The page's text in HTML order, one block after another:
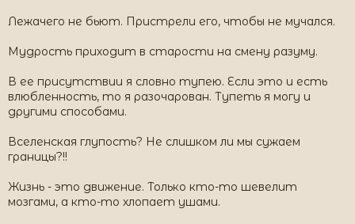
Лежачего не бьют. Пристрели его, чтобы не мучался.
Мудрость приходит в старости на смену разуму.
В ее присутствии я словно тупею. Если это и есть
влюбленность, то я разочарован. Тупеть я могу и
другими способами.
Вселенская глупость? Не слишком ли мы сужаем
границы?!!
Жизнь - это движение. Только кто-то шевелит
мозгами, а кто-то хлопает ушами.